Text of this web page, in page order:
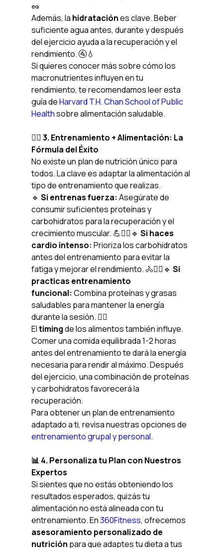
🥜
Además, la hidratación es clave. Beber
suficiente agua antes, durante y después
del ejercicio ayuda a la recuperación y el
rendimiento. 🚰💧
Si quieres conocer más sobre cómo los
macronutrientes influyen en tu
rendimiento, te recomendamos leer esta
guía de Harvard T.H. Chan School of Public
Health sobre alimentación saludable.
🏃‍♂️ 3. Entrenamiento + Alimentación: La
Fórmula del Éxito
No existe un plan de nutrición único para
todos. La clave es adaptar la alimentación al
tipo de entrenamiento que realizas.
🔹 Si entrenas fuerza: Asegúrate de
consumir suficientes proteínas y
carbohidratos para la recuperación y el
crecimiento muscular. 💪🏋️‍♂️🔹 Si haces
cardio intenso: Prioriza los carbohidratos
antes del entrenamiento para evitar la
fatiga y mejorar el rendimiento. 🚴🏃‍♂️🔹 Si
practicas entrenamiento
funcional: Combina proteínas y grasas
saludables para mantener la energía
durante la sesión. 🏋️‍♀️
El timing de los alimentos también influye.
Comer una comida equilibrada 1-2 horas
antes del entrenamiento te dará la energía
necesaria para rendir al máximo. Después
del ejercicio, una combinación de proteínas
y carbohidratos favorecerá la
recuperación.
Para obtener un plan de entrenamiento
adaptado a ti, revisa nuestras opciones de
entrenamiento grupal y personal.
📊 4. Personaliza tu Plan con Nuestros
Expertos
Si sientes que no estás obteniendo los
resultados esperados, quizás tu
alimentación no está alineada con tu
entrenamiento. En 360Fitness, ofrecemos
asesoramiento personalizado de
nutrición para que adaptes tu dieta a tus